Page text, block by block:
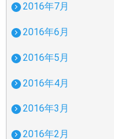
2016年7月
2016年6月
2016年5月
2016年4月
2016年3月
2016年2月